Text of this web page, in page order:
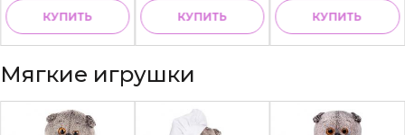
КУПИТЬ КУПИТЬ КУПИТЬ
Мягкие игрушки